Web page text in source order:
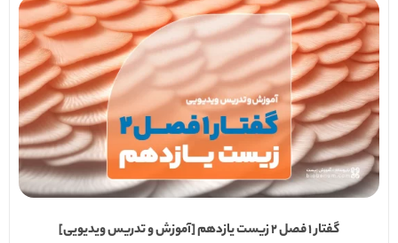
گفتار 1 فصل 2 زیست یازدهم [آموزش و تدریس ویدیویی]